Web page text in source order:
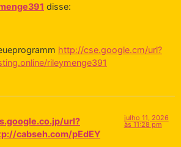
disse:
http://cse.google.cm/url?
rileymenge391
url?
cabseh.com/pEdEY
julho 11, 2026
às 11:28 pm